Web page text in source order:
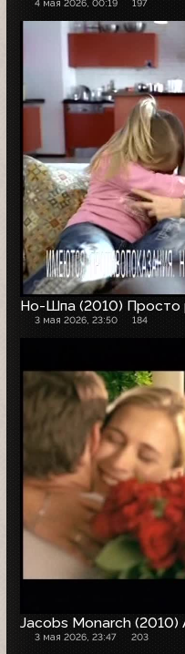
4 мая 2026, 00:19 197
Но-Шпа (2010) Просто
3 мая 2026, 23:50 184
Jacobs Monarch
3 мая 2026, 23:47 203